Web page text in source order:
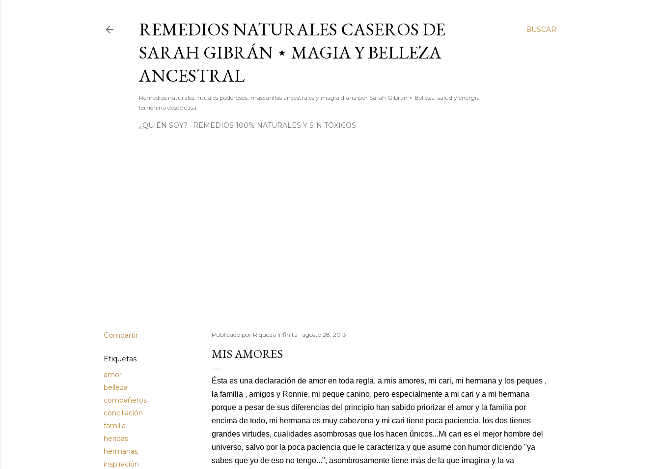
BUSCAR
REMEDIOS NATURALES CASEROS DE
SARAH GIBRÁN ⋆ MAGIA Y BELLEZA
ANCESTRAL
Remedios naturales, rituales poderosos, mascarillas ancestrales y magia diaria por Sarah Gibrán ⋆ Belleza, salud y energía
femenina desde casa.
¿QUIÉN SOY? REMEDIOS 100% NATURALES Y SIN TÓXICOS
Compartir
Etiquetas
amor
belleza
compañeros
conciliación
familia
heridas
hermanas
inspiración
Publicado por Riqueza Infinita agosto 28, 2013
MIS AMORES
Ésta es una declaración de amor en toda regla, a mis amores, mi cari, mi hermana y los peques ,
la familia , amigos y Ronnie, mi peque canino, pero especialmente a mi cari y a mi hermana
porque a pesar de sus diferencias del principio han sabido priorizar el amor y la familia por
encima de todo, mi hermana es muy cabezona y mi cari tiene poca paciencia, los dos tienes
grandes virtudes, cualidades asombrosas que los hacen únicos...Mi cari es el mejor hombre del
universo, salvo por la poca paciencia que le caracteriza y que asume con humor diciendo "ya
sabes que yo de eso no tengo...", asombrosamente tiene más de la que imagina y la va